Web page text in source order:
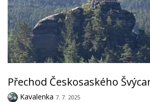
Přechod Českosaského
Kavalenka 7. 7. 2025